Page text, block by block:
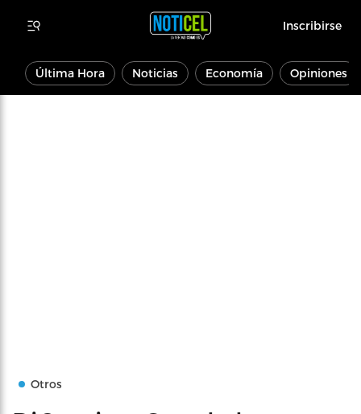
Inscribirse
Última Hora Noticias Economía Opiniones
Otros